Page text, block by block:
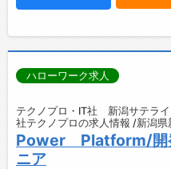
ハローワーク求人
テクノプロ・IT社 新潟サテラ
社テクノプロの求人情報 /新潟県
Power Platform/開
ニア